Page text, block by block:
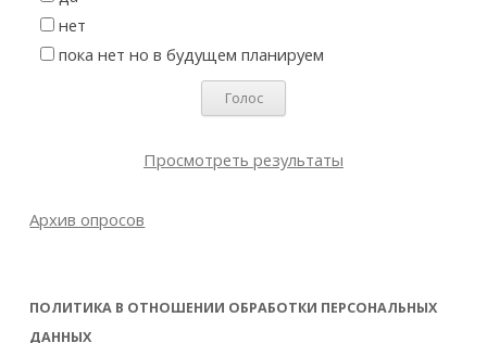
нет
пока нет но в будущем планируем
Просмотреть результаты
Архив опросов
ПОЛИТИКА В ОТНОШЕНИИ ОБРАБОТКИ ПЕРСОНАЛЬНЫХ
ДАННЫХ